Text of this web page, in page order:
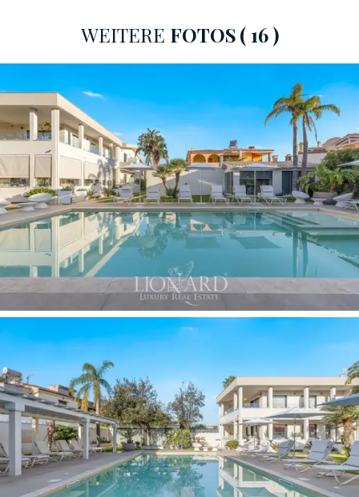
schlichten, klaren und harmonischen Linien in
vollkommenem Contemporary-Coastal-Stil, erstreckt
funktionales Untergeschoss, das der Cantina gewidmet
ist. Die Innenräume zeichnen sich durch eine
außergewöhnliche natürliche Helligkeit aus, verstärkt
durch großzügige Glasfronten, die einen kontinuierlichen
Dialog mit der äußeren Vegetation schaffen. Die Living
Area wird von2 Küchen und 2 Salonsbedient. Im
Obergeschoss ist der Schlafbereich um raffinierte
Master Bedrooms angelegt, von denen derzeit
6
Einheitenoperativ sind und über großzügige,
loggienartige Balkone zur exklusiven Nutzung verfügen.
Jedes Zimmer ist mit ausgewählten Materialien und
hocheffizienten Fenstern mit Doppelverglasung
ausgestattet, die eine perfekte Schalldämmung und
höchsten klimatischen Komfort zu jeder Jahreszeit
gewährleisten.
Der prachtvolle Garten von600 m²wurde als echte
Erweiterung der Living Area im Freien konzipiert, in der
WEITERE FOTOS( 16 )